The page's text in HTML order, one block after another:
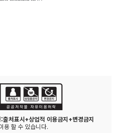
출처표시+상업적 이용금지+변경금지
용 할 수 있습니다.